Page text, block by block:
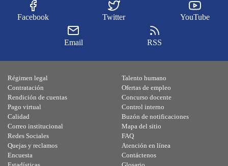
Facebook Twitter YouTube
Email RSS
Régimen legal
Contratación
Rendición de cuentas
Pago virtual
Calidad
Talento humano
Ofertas de empleo
Concurso docente
Control interno
Buzón de notificaciones
Correo institucional
Redes Sociales
Quejas y reclamos
Encuesta
Mapa del sitio
FAQ
Atención en línea
Contáctenos